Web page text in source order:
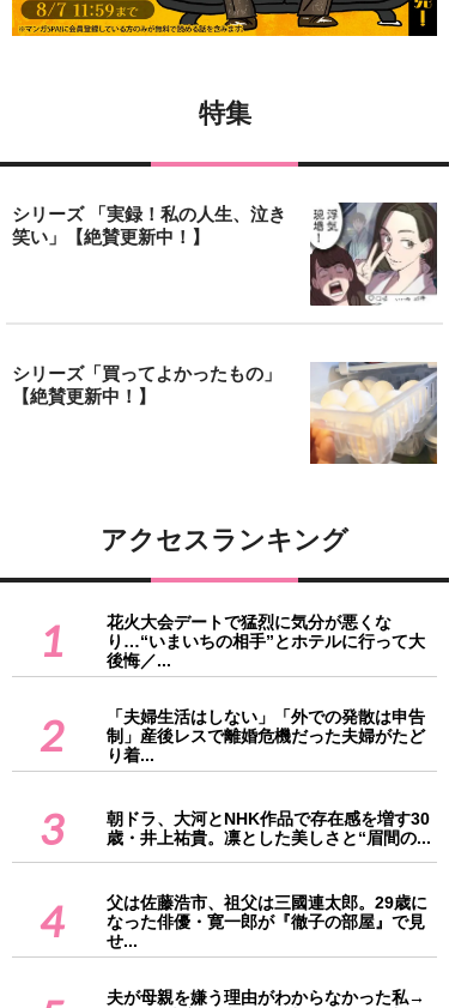
特集
シリーズ 「実録！私の人生、泣き
笑い」【絶賛更新中！】
シリーズ「買ってよかったもの」
【絶賛更新中！】
アクセスランキング
1
花火大会デートで猛烈に気分が悪くな
り…“いまいちの相手”とホテルに行って大
後悔／...
2
「夫婦生活はしない」「外での発散は申告
制」産後レスで離婚危機だった夫婦がたど
り着...
3
朝ドラ、大河とNHK作品で存在感を増す30
歳・井上祐貴。凛とした美しさと“眉間の...
4
父は佐藤浩市、祖父は三國連太郎。29歳に
なった俳優・寛一郎が『徹子の部屋』で見
せ...
夫が母親を嫌う理由がわからなかった私→